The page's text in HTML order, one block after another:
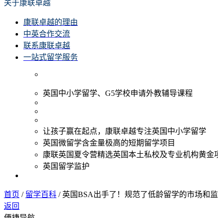
关于康联卓越
康联卓越的理由
中英合作交流
联系康联卓越
一站式留学服务
英国中小学留学、G5学校申请外教辅导课程
让孩子赢在起点，康联卓越专注英国中小学留学
英国微留学含金量极高的短期留学项目
康联英国夏令营精选英国本土私校及专业机构黄金
英国留学监护
首页 / 留学百科 / 英国BSA出手了！规范了低龄留学的市场和
返回